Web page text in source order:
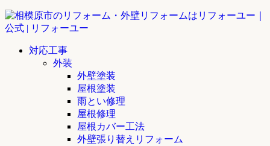
対応工事
外装
外壁塗装
屋根塗装
雨とい修理
屋根修理
屋根カバー工法
外壁張り替えリフォーム